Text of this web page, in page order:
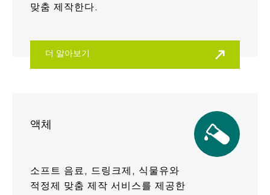
맞춤 제작한다.
더 알아보기
액체
소프트 음료, 드링크제, 식물유와
적정제 맞춤 제작 서비스를 제공한